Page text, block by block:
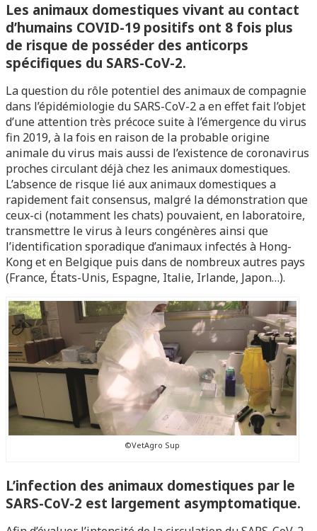
Les animaux domestiques vivant au contact
d’humains COVID-19 positifs ont 8 fois plus
de risque de posséder des anticorps
spécifiques du SARS-CoV-2.
La question du rôle potentiel des animaux de compagnie
dans l’épidémiologie du SARS-CoV-2 a en effet fait l’objet
d’une attention très précoce suite à l’émergence du virus
fin 2019, à la fois en raison de la probable origine
animale du virus mais aussi de l’existence de coronavirus
proches circulant déjà chez les animaux domestiques.
L’absence de risque lié aux animaux domestiques a
rapidement fait consensus, malgré la démonstration que
ceux-ci (notamment les chats) pouvaient, en laboratoire,
transmettre le virus à leurs congénères ainsi que
l’identification sporadique d’animaux infectés à Hong-
Kong et en Belgique puis dans de nombreux autres pays
(France, États-Unis, Espagne, Italie, Irlande, Japon…).
©VetAgro Sup
L’infection des animaux domestiques par le
SARS-CoV-2 est largement asymptomatique.